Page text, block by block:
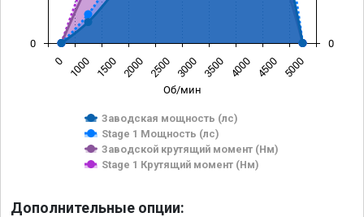
Об/мин
Заводская мощность (лс)
Stage 1 Мощность (лс)
Заводской крутящий момент (Нм)
Stage 1 Крутящий момент (Нм)
0 1000 1500 2000 2500 3000 3500 4000 4500 5000
0 0
Дополнительные опции: